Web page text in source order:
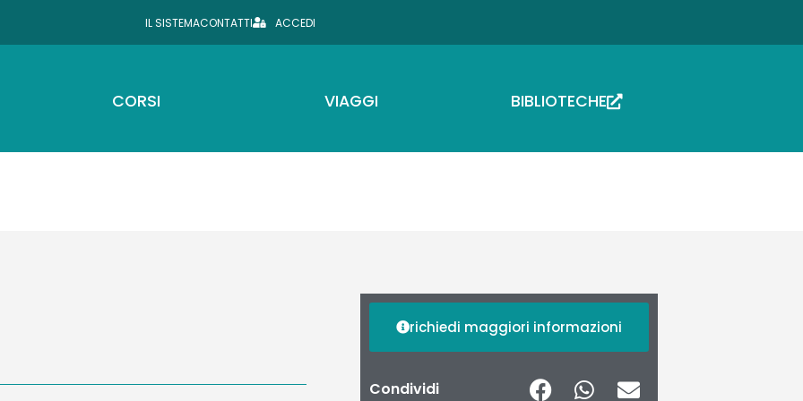
IL SISTEMACONTATTI ACCEDI
CORSI VIAGGI BIBLIOTECHE
richiedi maggiori informazioni
Condividi